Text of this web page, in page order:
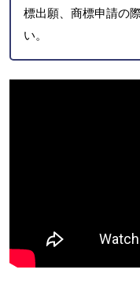
標出願、商標申請の
い。